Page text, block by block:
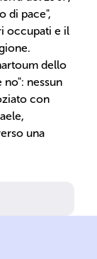
di pace",
occupati e il
dello
nessun
con
una